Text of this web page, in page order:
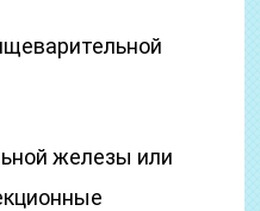
железы или